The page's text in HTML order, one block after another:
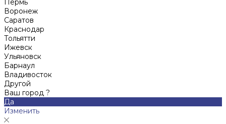
Пермь
Воронеж
Саратов
Краснодар
Тольятти
Ижевск
Ульяновск
Барнаул
Владивосток
Другой
Ваш город ?
Да
Изменить